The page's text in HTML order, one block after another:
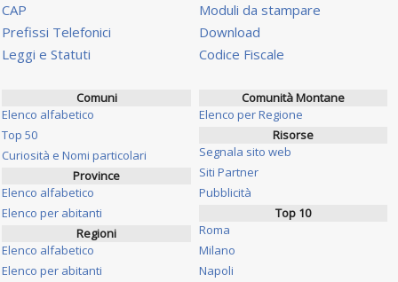
CAP
Prefissi Telefonici
Leggi e Statuti
Moduli da stampare
Download
Codice Fiscale
Comuni
Elenco alfabetico
Top 50
Curiosità e Nomi particolari
Province
Elenco alfabetico
Elenco per abitanti
Regioni
Elenco alfabetico
Elenco per abitanti
Comunità Montane
Elenco per Regione
Risorse
Segnala sito web
Siti Partner
Pubblicità
Top 10
Roma
Milano
Napoli